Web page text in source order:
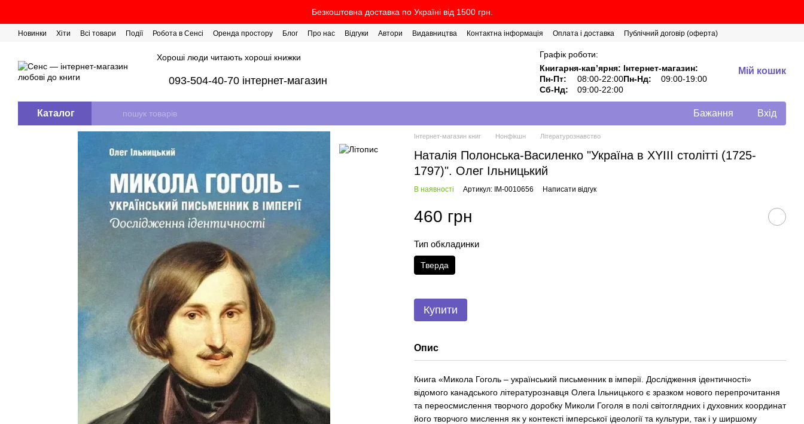
Безкоштовна доставка по Україні від 1500 грн.
Новинки Хіти Всі товари Події Робота в Сенсі Оренда простору Блог Про нас Відгуки Автори Видавництва Контактна інформація Оплата і доставка
Публічний договір (оферта)
Хороші люди читають хороші книжки
093-504-40-70 інтернет-магазин
Графік роботи:
Книгарня-кавʼярня: Інтернет-магазин:
Пн-Пт:
08:00-22:00Пн-Нд:
09:00-19:00
Сб-Нд:
09:00-22:00
Мій кошик
Каталог Бажання Вхід
Інтернет-магазин книг Нонфікшн Літературознавство
Наталія Полонська-Василенко "Україна в XYIII столітті (1725-
1797)". Олег Ільницький
В наявності Артикул: IM-0010656 Написати відгук
460 грн
Тип обкладинки
Тверда
Купити
Опис
Книга «Микола Гоголь – український письменник в імперії. Дослідження ідентичності»
відомого канадського літературознавця Олега Ільницького є зразком нового перепрочитання
та переосмислення творчого доробку Миколи Гоголя в полі світоглядних і духовних координат
його творчого мислення як у контексті імперської ідеології та культури, так і у ширшому